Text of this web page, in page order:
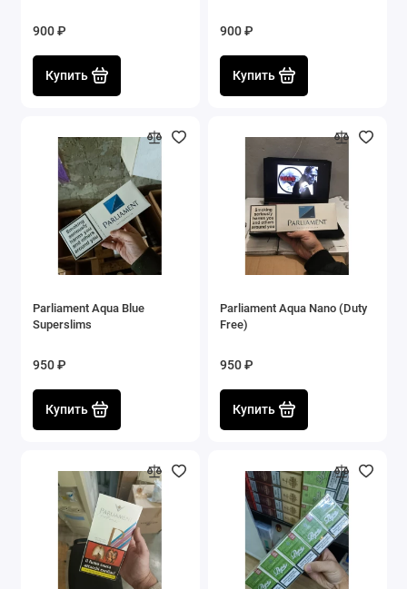
900 ₽
Купить
900 ₽
Купить
Parliament Aqua Blue
Superslims
950 ₽
Купить
Parliament Aqua Nano (Duty
Free)
950 ₽
Купить